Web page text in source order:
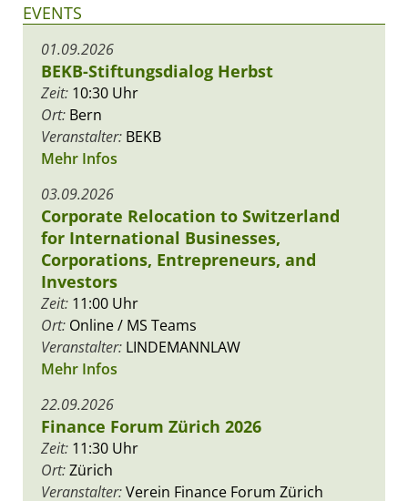
EVENTS
01.09.2026
BEKB-Stiftungsdialog Herbst
Zeit: 10:30 Uhr
Ort: Bern
Veranstalter: BEKB
Mehr Infos
03.09.2026
Corporate Relocation to Switzerland
for International Businesses,
Corporations, Entrepreneurs, and
Investors
Zeit: 11:00 Uhr
Ort: Online / MS Teams
Veranstalter: LINDEMANNLAW
Mehr Infos
22.09.2026
Finance Forum Zürich 2026
Zeit: 11:30 Uhr
Ort:Zürich
Veranstalter:Verein Finance Forum Zürich